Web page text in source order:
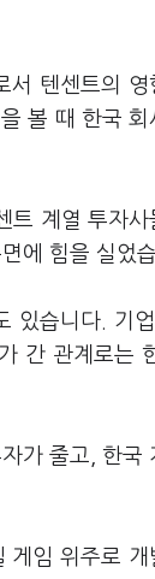
서 텐센트의 영
볼 때 한국 회
트 계열 투자
에 힘을 실었
있습니다. 기
간 관계로는
가 줄고, 한국
게임 위주로 개